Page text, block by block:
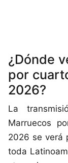
¿Dónde
por
2026?
La
Marruecos
2026 se verá
toda